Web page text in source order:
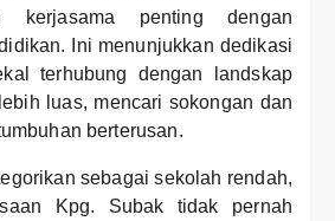
kerjasama penting dengan
Ini menunjukkan dedikasi
terhubung dengan landskap
luas, mencari sokongan dan
berterusan.
sebagai sekolah rendah,
Kpg. Subak tidak pernah